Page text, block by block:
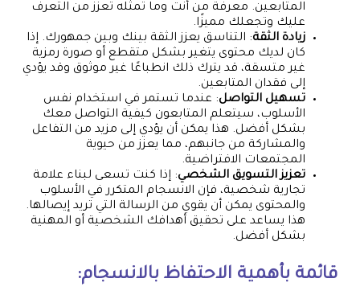
المتابعين. معرفة من أنت وما تمثله تعزز من التعرف
عليك وتجعلك مميزًا.
زيادة الثقة: التناسق يعزز الثقة بينك وبين جمهورك. إذا
كان لديك محتوى يتغير بشكل متقطع أو صورة رمزية
غير متسقة، قد يترك ذلك انطباعًا غير موثوق وقد يؤدي
إلى فقدان المتابعين.
تسهيل التواصل: عندما تستمر في استخدام نفس
الأسلوب، سيتعلم المتابعون كيفية التواصل معك
بشكل أفضل. هذا يمكن أن يؤدي إلى مزيد من التفاعل
والمشاركة من جانبهم، مما يعزز من حيوية
المجتمعات الافتراضية.
تعزيز التسويق الشخصي: إذا كنت تسعى لبناء علامة
تجارية شخصية، فإن الانسجام المتكرر في الأسلوب
والمحتوى يمكن أن يقوي من الرسالة التي تريد إيصالها.
هذا يساعد على تحقيق أهدافك الشخصية أو المهنية
بشكل أفضل.
قائمة بأهمية الاحتفاظ بالانسجام: